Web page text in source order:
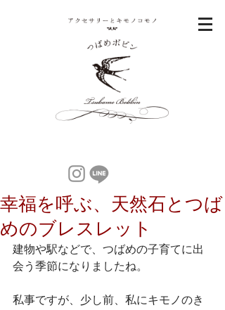
幸福を呼ぶ、天然石とつば
めのブレスレット
建物や駅などで、つばめの子育てに出
会う季節になりましたね。
私事ですが、少し前、私にキモノのき